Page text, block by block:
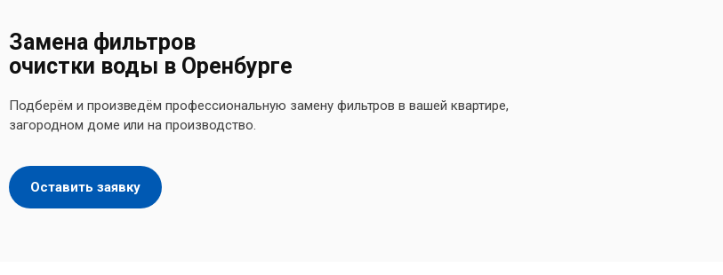
Замена фильтров
очистки воды в Оренбурге
Подберём и произведём профессиональную замену фильтров в вашей квартире,
загородном доме или на производство.
Оставить заявку